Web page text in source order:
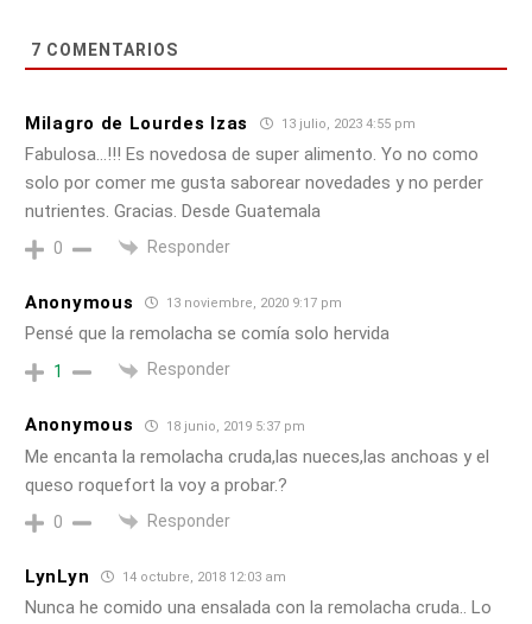
7 COMENTARIOS
Milagro de Lourdes Izas 13 julio, 2023 4:55 pm
Fabulosa…!!! Es novedosa de super alimento. Yo no como
solo por comer me gusta saborear novedades y no perder
nutrientes. Gracias. Desde Guatemala
0 Responder
Anonymous 13 noviembre, 2020 9:17 pm
Pensé que la remolacha se comía solo hervida
1 Responder
Anonymous 18 junio, 2019 5:37 pm
Me encanta la remolacha cruda,las nueces,las anchoas y el
queso roquefort la voy a probar.?
0 Responder
LynLyn 14 octubre, 2018 12:03 am
Nunca he comido una ensalada con la remolacha cruda.. Lo